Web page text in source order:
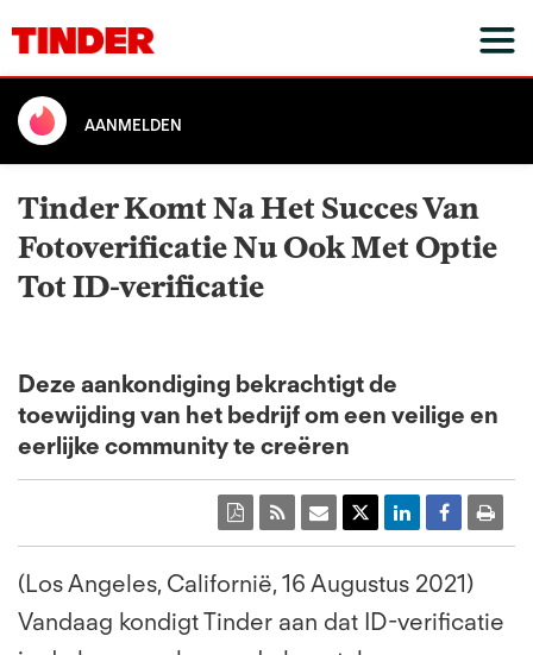
AANMELDEN
Tinder Komt Na Het Succes Van
Fotoverificatie Nu Ook Met Optie
Tot ID-verificatie
Deze aankondiging bekrachtigt de
toewijding van het bedrijf om een veilige en
eerlijke community te creëren
(Los Angeles, Californië, 16 Augustus 2021)
Vandaag kondigt Tinder aan dat ID-verificatie